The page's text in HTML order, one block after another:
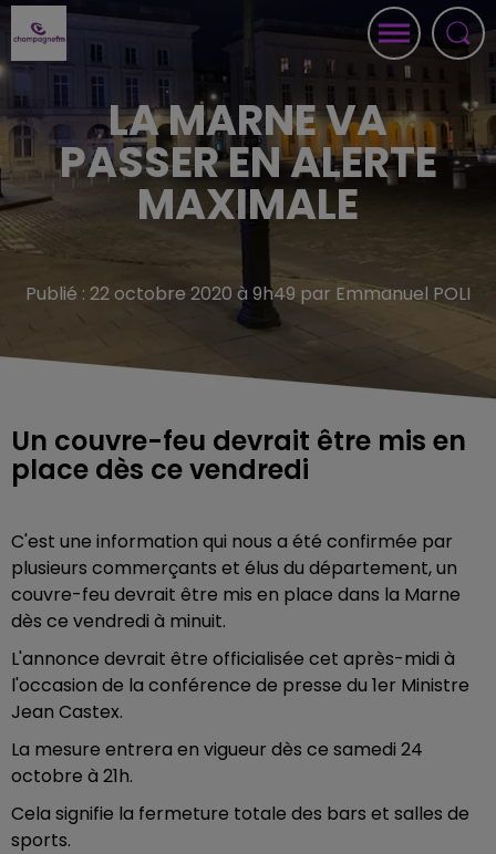
LA MARNE VA
PASSER EN ALERTE
MAXIMALE
Publié : 22 octobre 2020 à 9h49 par Emmanuel POLI
Un couvre-feu devrait être mis en
place dès ce vendredi
C'est une information qui nous a été confirmée par
plusieurs commerçants et élus du département, un
couvre-feu devrait être mis en place dans la Marne
dès ce vendredi à minuit.
L'annonce devrait être officialisée cet après-midi à
l'occasion de la conférence de presse du 1er Ministre
Jean Castex.
La mesure entrera en vigueur dès ce samedi 24
octobre à 21h.
Cela signifie la fermeture totale des bars et salles de
sports.